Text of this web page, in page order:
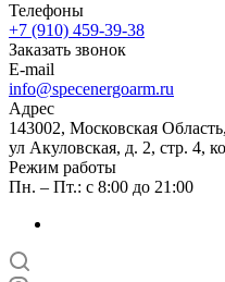
Телефоны
+7 (910) 459-39-38
Заказать звонок
E-mail
info@specenergoarm.ru
Адрес
143002, Московская
ул Акуловская, д. 2, стр. 4,
Режим работы
Пн. – Пт.: с 8:00 до 21:00